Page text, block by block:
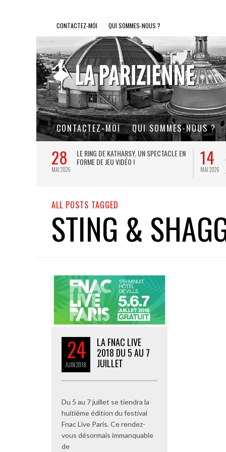
CONTACTEZ-MOI QUI SOMMES-NOUS ?
CONTACTEZ-MOI QUI SOMMES-NOUS ?
28
MAI 2026
LE RING DE KATHARSY, UN SPECTACLE EN
FORME DE JEU VIDÉO !
14
MAI 2026
ALL POSTS TAGGED
STING &
24
JUIN2018
LA FNAC LIVE
2018 DU 5 AU 7
JUILLET
Du 5 au 7 juillet se tiendra la
huitième édition du festival
Fnac Live Paris. Ce rendez-
vous désormais immanquable
de